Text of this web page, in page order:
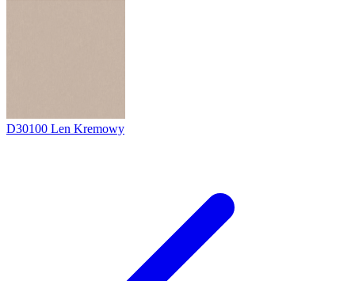
D30100 Len Kremowy